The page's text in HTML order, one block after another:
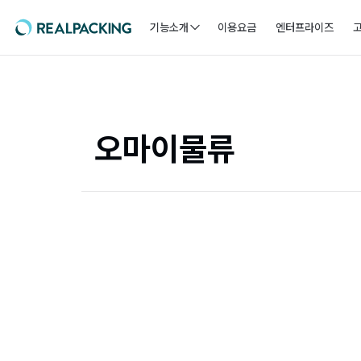
기능소개 이용요금 엔터프라이즈
오마이물류